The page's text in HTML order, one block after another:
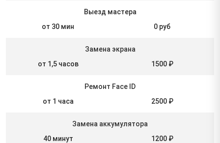
Выезд мастера
от 30 мин
0 руб
Замена экрана
от 1,5 часов
1500 ₽
Ремонт Face ID
от 1 часа
2500 ₽
Замена аккумулятора
40 минут
1200 ₽